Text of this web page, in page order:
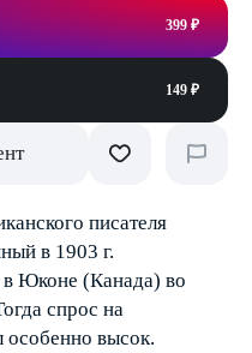
399 ₽
149 ₽
писателя
в 1903 г.
в Юконе (Канада) во
спрос на
высок.